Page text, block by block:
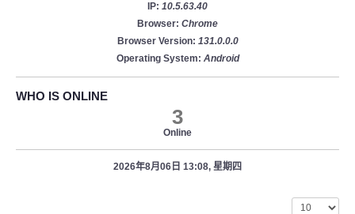
IP: 10.5.63.40
Browser: Chrome
Browser Version: 131.0.0.0
Operating System: Android
WHO IS ONLINE
3
Online
2026年8月06日 13:08, 星期四
每页显示条数